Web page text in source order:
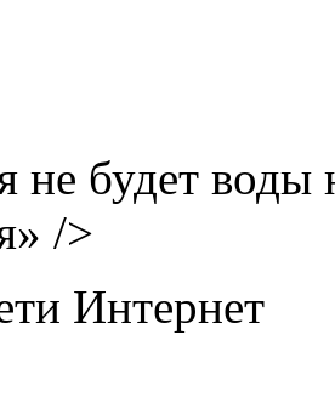
не будет воды
/>
Интернет